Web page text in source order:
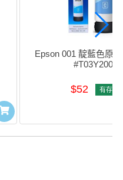
Epson 001 靛藍色原
#T03Y200
$52 有存貨